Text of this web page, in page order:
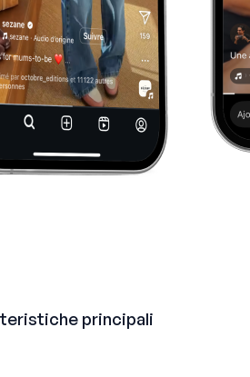
principali